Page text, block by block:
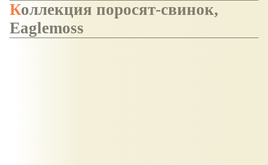
Коллекция поросят-свинок,
Eaglemoss